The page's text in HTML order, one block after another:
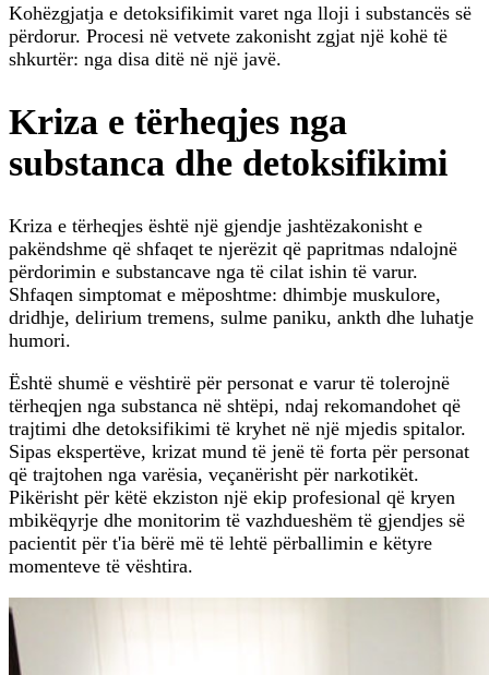
Kohëzgjatja e detoksifikimit varet nga lloji i substancës së
përdorur. Procesi në vetvete zakonisht zgjat një kohë të
shkurtër: nga disa ditë në një javë.
Kriza e tërheqjes nga
substanca dhe detoksifikimi
Kriza e tërheqjes është një gjendje jashtëzakonisht e
pakëndshme që shfaqet te njerëzit që papritmas ndalojnë
përdorimin e substancave nga të cilat ishin të varur.
Shfaqen simptomat e mëposhtme: dhimbje muskulore,
dridhje, delirium tremens, sulme paniku, ankth dhe luhatje
humori.
Është shumë e vështirë për personat e varur të tolerojnë
tërheqjen nga substanca në shtëpi, ndaj rekomandohet që
trajtimi dhe detoksifikimi të kryhet në një mjedis spitalor.
Sipas ekspertëve, krizat mund të jenë të forta për personat
që trajtohen nga varësia, veçanërisht për narkotikët.
Pikërisht për këtë ekziston një ekip profesional që kryen
mbikëqyrje dhe monitorim të vazhdueshëm të gjendjes së
pacientit për t'ia bërë më të lehtë përballimin e këtyre
momenteve të vështira.